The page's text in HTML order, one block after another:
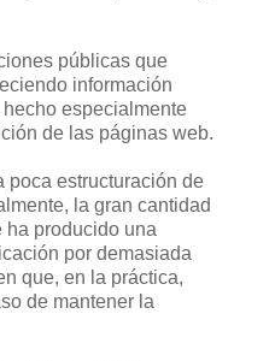
públicas que
información
especialmente
de las páginas web.
poca estructuración de
la gran cantidad
ha producido una
por demasiada
que, en la práctica,
de mantener la